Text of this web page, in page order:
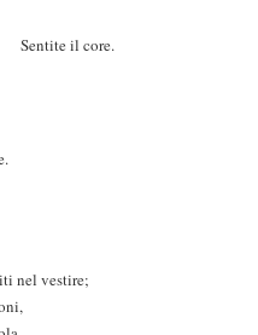
core.